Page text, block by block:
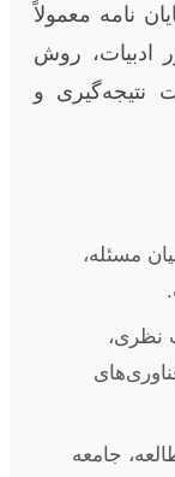
نامه معمولاً
ادبیات، روش
نتیجه‌گیری و
مسئله،
نظری،
جامعه